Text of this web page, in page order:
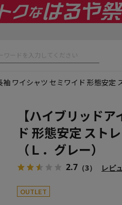
袖 ワイシャツ セミワイド 形態安
【ハイブリッド
ド 形態安定 スト
（Ｌ．グレー）
2.7 （3） レビ
OUTLET